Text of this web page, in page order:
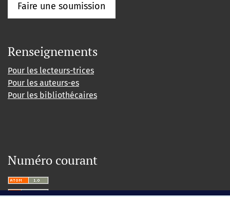
Faire une soumission
Renseignements
Pour les lecteurs-trices
Pour les auteurs-es
Pour les bibliothécaires
Numéro courant